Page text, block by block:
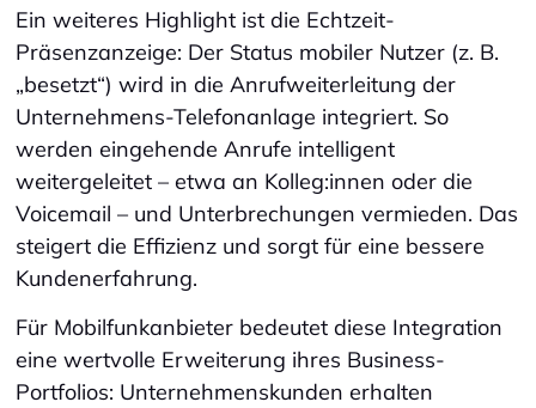
Ein weiteres Highlight ist die Echtzeit-
Präsenzanzeige: Der Status mobiler Nutzer (z. B.
„besetzt“) wird in die Anrufweiterleitung der
Unternehmens-Telefonanlage integriert. So
werden eingehende Anrufe intelligent
weitergeleitet – etwa an Kolleg:innen oder die
Voicemail – und Unterbrechungen vermieden. Das
steigert die Effizienz und sorgt für eine bessere
Kundenerfahrung.
Für Mobilfunkanbieter bedeutet diese Integration
eine wertvolle Erweiterung ihres Business-
Portfolios: Unternehmenskunden erhalten